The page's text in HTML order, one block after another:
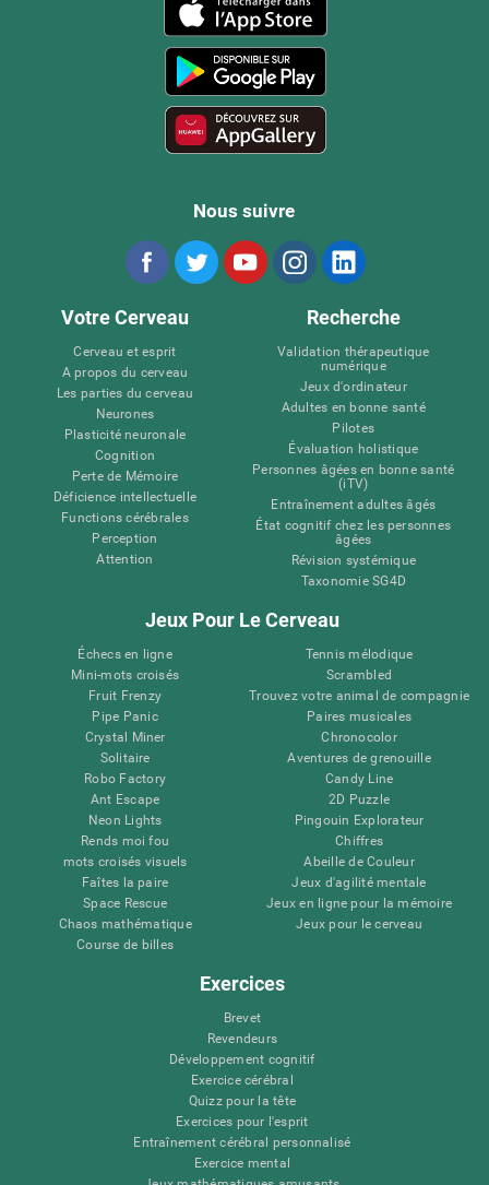
Nous suivre
Votre Cerveau
Cerveau et esprit
A propos du cerveau
Les parties du cerveau
Neurones
Plasticité neuronale
Cognition
Perte de Mémoire
Déficience intellectuelle
Functions cérébrales
Perception
Attention
Recherche
Validation thérapeutique
numérique
Jeux d'ordinateur
Adultes en bonne santé
Pilotes
Évaluation holistique
Personnes âgées en bonne santé
(iTV)
Entraînement adultes âgés
État cognitif chez les personnes
âgées
Révision systémique
Taxonomie SG4D
Jeux Pour Le Cerveau
Échecs en ligne
Mini-mots croisés
Fruit Frenzy
Pipe Panic
Crystal Miner
Solitaire
Robo Factory
Ant Escape
Neon Lights
Rends moi fou
mots croisés visuels
Faîtes la paire
Space Rescue
Chaos mathématique
Course de billes
Tennis mélodique
Scrambled
Trouvez votre animal de compagnie
Paires musicales
Chronocolor
Aventures de grenouille
Candy Line
2D Puzzle
Pingouin Explorateur
Chiffres
Abeille de Couleur
Jeux d'agilité mentale
Jeux en ligne pour la mémoire
Jeux pour le cerveau
Exercices
Brevet
Revendeurs
Développement cognitif
Exercice cérébral
Quizz pour la tête
Exercices pour l'esprit
Entraînement cérébral personnalisé
Exercice mental